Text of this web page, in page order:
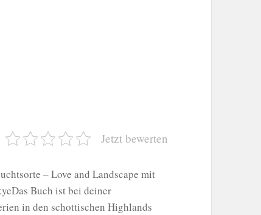
Jetzt bewerten
– Love and Landscape mit
Buch ist bei deiner
in den schottischen Highlands